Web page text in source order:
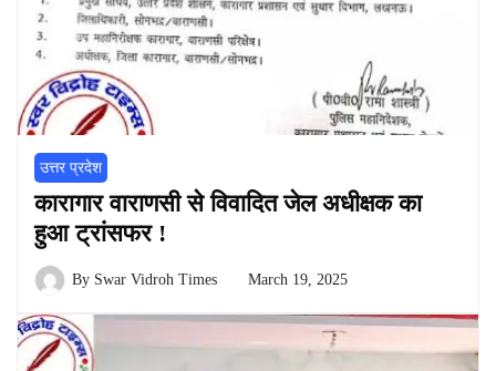
उत्तर प्रदेश
कारागार वाराणसी से विवादित जेल अधीक्षक का
हुआ ट्रांसफर !
By Swar Vidroh Times March 19, 2025